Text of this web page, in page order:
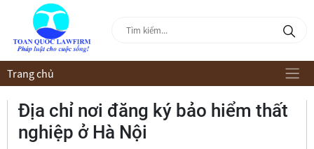
Trang chủ
Địa chỉ nơi đăng ký bảo hiểm thất
nghiệp ở Hà Nội